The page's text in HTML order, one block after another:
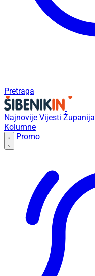
Pretraga
Najnovije Vijesti Županija
Kolumne
Promo